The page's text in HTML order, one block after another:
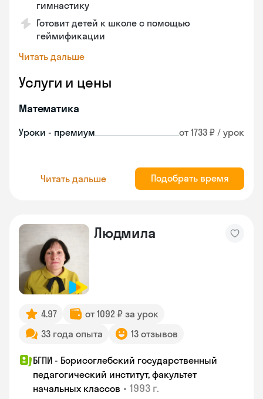
гимнастику
Готовит детей к школе с помощью
геймификации
Читать дальше
Услуги и цены
Математика
Уроки - премиум от 1733 ₽ / урок
Читать дальше Подобрать время
Людмила
4.97
от 1092 ₽ за урок
33 года опыта
13 отзывов
БГПИ - Борисоглебский государственный
педагогический институт, факультет
начальных классов • 1993 г.